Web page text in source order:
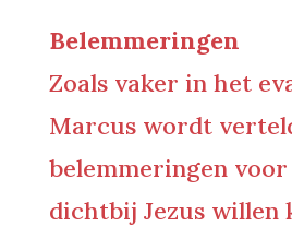
Belemmeringen
Zoals vaker in het
Marcus wordt
belemmeringen voor
dichtbij Jezus willen